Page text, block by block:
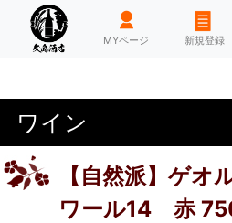
HOME MYページ 新規登録
ワイン
【自然派】ゲ
ワール14 赤